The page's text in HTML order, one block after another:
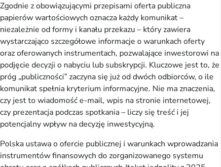
Zgodnie z obowiązującymi przepisami oferta publiczna
papierów wartościowych oznacza każdy komunikat –
niezależnie od formy i kanału przekazu – który zawiera
wystarczająco szczegółowe informacje o warunkach oferty
oraz oferowanych instrumentach, pozwalające inwestorowi na
podjęcie decyzji o nabyciu lub subskrypcji. Kluczowe jest to, że
próg „publiczności” zaczyna się już od dwóch odbiorców, o ile
komunikat spełnia kryterium informacyjne. Nie ma znaczenia,
czy jest to wiadomość e-mail, wpis na stronie internetowej,
czy prezentacja podczas spotkania – liczy się treść i jej
potencjalny wpływ na decyzję inwestycyjną.
Polska ustawa o ofercie publicznej i warunkach wprowadzania
instrumentów finansowych do zorganizowanego systemu